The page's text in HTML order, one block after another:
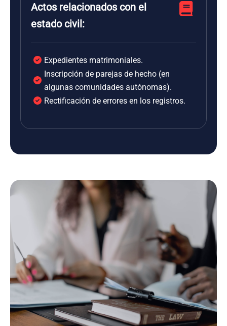
Actos relacionados con el
estado civil:
Expedientes matrimoniales.
Inscripción de parejas de hecho (en
algunas comunidades autónomas).
Rectificación de errores en los registros.